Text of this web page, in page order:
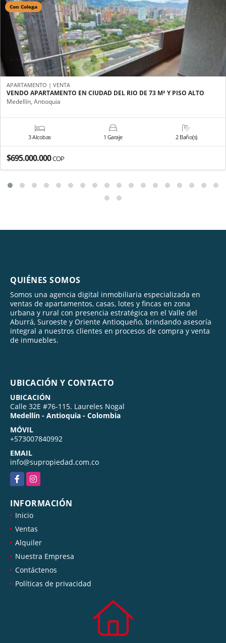
Con Colega
APARTAMENTO | VENTA
VENDO APARTAMENTO EN CIUDAD DEL RIO DE 73 M² Y PISO ALTO
Medellín, Antioquia
3 Alcobas 1 Garaje 2 Baño(s)
$695.000.000COP
QUIÉNES SOMOS
Somos una agencia digital inmobiliaria especializada en
ventas de apartamentos, casas, lotes y fincas en zona
urbana y rural con presencia estratégica en el Valle del
Aburrá, Suroeste y Oriente Antioqueño, brindando asesoría
integral a nuestros clientes en procesos de compra y venta
de inmuebles.
UBICACIÓN Y CONTACTO
UBICACIÓN
Calle 32E #76-115. Laureles Nogal
Medellín - Antioquia - Colombia
MÓVIL
+573007840992
EMAIL
info@supropiedad.com.co
FacebookInstagram
INFORMACIÓN
Inicio
Ventas
Alquiler
Nuestra Empresa
Contáctenos
Políticas de privacidad